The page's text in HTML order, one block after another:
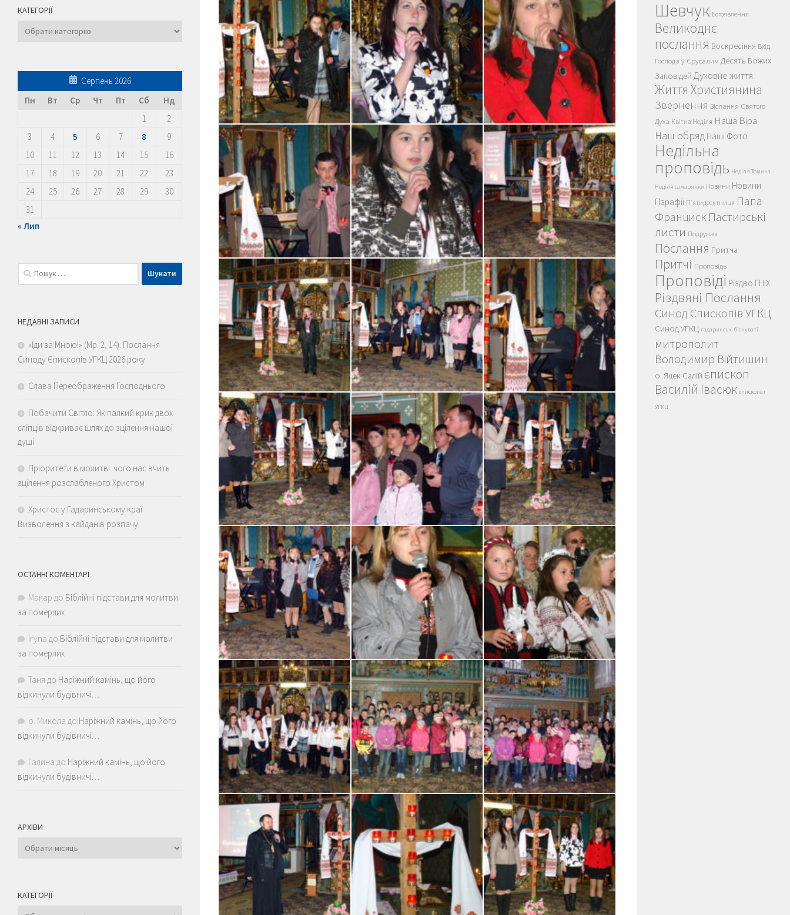
КАТЕГОРІЇ
Категорії
Серпень 2026
Пн
Вт Ср Чт Пт Сб
Нд
1
2
3
4 5 6 7 8
9
10
11 12 13 14 15
16
17
18 19 20 21 22
23
24
25 26 27 28 29
30
31
« Лип
Пошук:
НЕДАВНІ ЗАПИСИ
«Іди за Мною!» (Мр. 2, 14). Послання
Синоду Єпископів УГКЦ 2026 року
Слава Переображення Господнього
Побачити Світло: Як палкий крик двох
сліпців відкриває шлях до зцілення нашої
душі
Пріоритети в молитві: чого нас вчить
зцілення розслабленого Христом
Христос у Гадаринському краї:
Визволення з кайданів розпачу
ОСТАННІ КОМЕНТАРІ
Макар до Біблійні підстави для молитви
за померлих
Iryna до Біблійні підстави для молитви
за померлих
Таня до Наріжний камінь, що його
відкинули будівничі…
о. Микола до Наріжний камінь, що його
відкинули будівничі…
Галина до Наріжний камінь, що його
відкинули будівничі…
АРХІВИ
Архіви
КАТЕГОРІЇ
Категорії
Шевчук Богоявлення
Великоднє
послання Воскресіння Вхід
Господа у Єрусалим Десять Божих
Заповідей Духовне життя
Життя Християнина
Звернення Зіслання Святого
Духа Квітна Неділя Наша Віра
Наш обряд Наші Фото
Недільна
проповідь Неділя Томина
Неділя самарянки Новини Новини
Парафії П'ятидесятниця Папа
Франциск Пастирські
листи Подружжя
Послання Притча
Притчі Проповідь
Проповіді Різдво ГНІХ
Різдвяні Послання
Синод Єпископів УГКЦ
Синод УГКЦ гадаринські біснуваті
митрополит
Володимир Війтишин
о. Яцек Салій єпископ
Василій Івасюк єпископат
УГКЦ